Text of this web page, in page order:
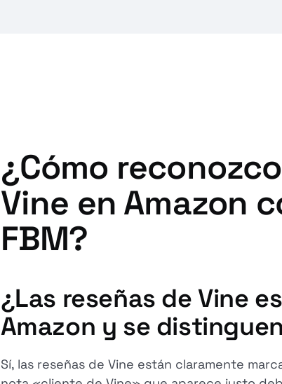
¿Cómo
Vine en Amazon
FBM?
¿Las reseñas de Vine
Amazon y se
Sí, las reseñas de Vine están claramente